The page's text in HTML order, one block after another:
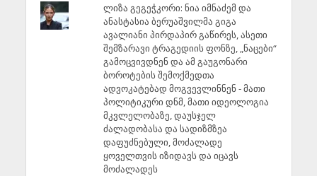
ლიზა გეგეჭკორი: ნია იმნაძემ და
ანასტასია ბერუაშვილმა გიგა
ავალიანი პირდაპირ გაწირეს, ასეთი
შემზარავი ტრაგედიის ფონზე, „ნაცები“
გამოცვივდნენ და ამ გაუგონარი
ბოროტების შემოქმედთა
ადვოკატებად მოგვევლინნენ - მათი
პოლიტიკური დნმ, მათი იდეოლოგია
მკვლელობაზე, დაუსჯელ
ძალადობასა და სადიზმზეა
დაფუძნებული, მოძალადე
ყოველთვის იზიდავს და იცავს
მოძალადეს